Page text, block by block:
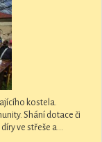
kostela.
Shání dotace či
ve střeše a...